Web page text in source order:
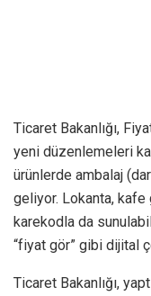
Ticaret Bakanlığı,
yeni düzenlemeleri
ürünlerde ambalaj
geliyor. Lokanta,
karekodla da
“fiyat gör” gibi dijital
Ticaret Bakanlığı,